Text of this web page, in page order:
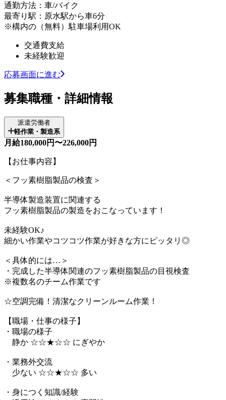
通勤方法：車/バイク
最寄り駅：原水駅から車6分
※構内の（無料）駐車場利用OK
交通費支給
未経験歓迎
応募画面に進む
募集職種・詳細情報
派遣労働者
軽作業・製造系
月給180,000円〜226,000円
【お仕事内容】
＜フッ素樹脂製品の検査＞
半導体製造装置に関連する
フッ素樹脂製品の製造をおこなっています！
未経験OK♪
細かい作業やコツコツ作業が好きな方にピッタリ◎
＜具体的には…＞
・完成した半導体関連のフッ素樹脂製品の目視検査
※複数名のチーム作業です
☆空調完備！清潔なクリーンルーム作業！
【職場・仕事の様子】
・職場の様子
静か ☆☆★☆☆ にぎやか
・業務外交流
少ない ☆☆★☆☆ 多い
・身につく知識/経験